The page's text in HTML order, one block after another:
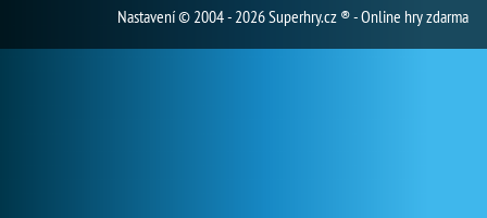
Nastavení© 2004 - 2026 Superhry.cz ® - Online hry zdarma